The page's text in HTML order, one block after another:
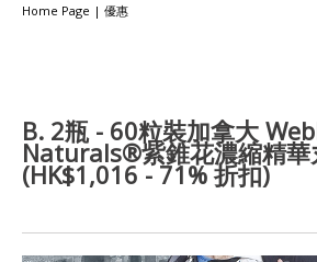
Home Page | 優惠
B. 2瓶 - 60粒裝加拿大
Naturals®紫錐花濃縮精華
(HK$1,016 - 71% 折扣)